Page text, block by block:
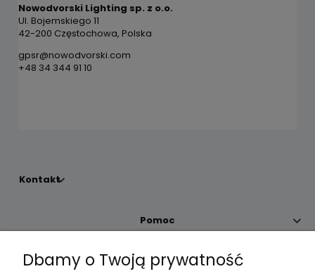
Nowodvorski Lighting sp. z o.o.
Ul. Bojemskiego 11
42-200 Częstochowa, Polska
gpsr@nowodvorski.com
+48 34 344 91 10
Kontakt
Pomoc
Moje konto
Dbamy o Twoją prywatność